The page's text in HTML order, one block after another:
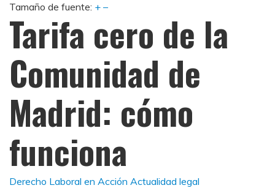
Tamaño de fuente: + –
Tarifa cero de la
Comunidad de
Madrid: cómo
funciona
Derecho Laboral en Acción Actualidad legal